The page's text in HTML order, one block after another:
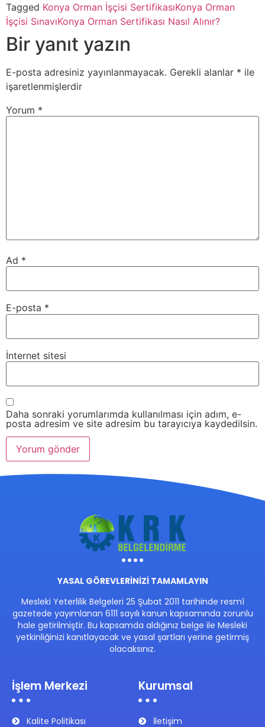
Tagged Konya Orman İşçisi SertifikasıKonya Orman
İşçisi SınavıKonya Orman Sertifikası Nasıl Alınır?
Bir yanıt yazın
E-posta adresiniz yayınlanmayacak. Gerekli alanlar * ile
işaretlenmişlerdir
Yorum *
Ad *
E-posta *
İnternet sitesi
Daha sonraki yorumlarımda kullanılması için adım, e-
posta adresim ve site adresim bu tarayıcıya kaydedilsin.
YASAL GÖREVLERİNİZİ TAMAMLAYIN
Mesleki Yeterlilik Belgeleri 25 Şubat 2011 tarihinde resmî
gazetede yayımlanan 6111 sayılı kanun kapsamında zorunlu
hale getirilmiştir. Bu kapsamda aldığınız belge ile Mesleki
yetkinliğinizi kanıtlayacak ve yasal şartları yerine getirmiş
olacaksınız.
İşlem Merkezi
Kalite Politikası
Kurumsal
İletişim